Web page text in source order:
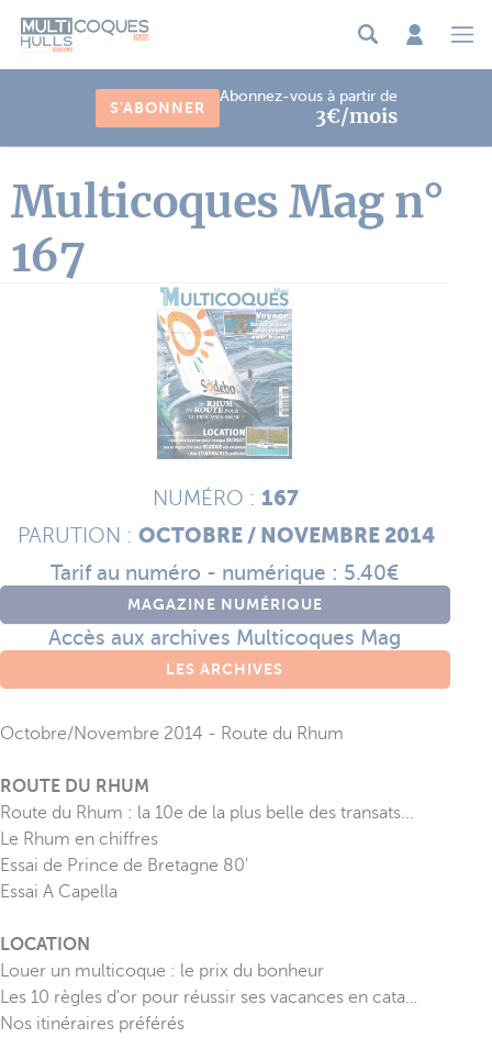
S'ABONNER
Abonnez-vous à partir de
3€/mois
Multicoques Mag n°
167
NUMÉRO : 167
PARUTION : OCTOBRE / NOVEMBRE 2014
Tarif au numéro - numérique : 5.40€
MAGAZINE NUMÉRIQUE
Accès aux archives Multicoques Mag
LES ARCHIVES
Octobre/Novembre 2014 - Route du Rhum
ROUTE DU RHUM
Route du Rhum : la 10e de la plus belle des transats...
Le Rhum en chiffres
Essai de Prince de Bretagne 80'
Essai A Capella
LOCATION
Louer un multicoque : le prix du bonheur
Les 10 règles d'or pour réussir ses vacances en cata…
Nos itinéraires préférés